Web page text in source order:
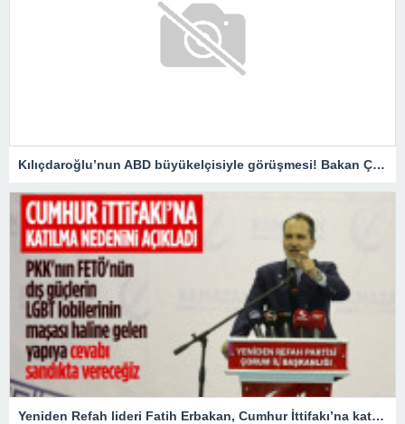
Kılıçdaroğlu’nun ABD büyükelçisiyle görüşmesi! Bakan Çavuşoğlu: Doğru bir hareket değildir
Yeniden Refah lideri Fatih Erbakan, Cumhur İttifakı’na katılma nedenini açıkladı